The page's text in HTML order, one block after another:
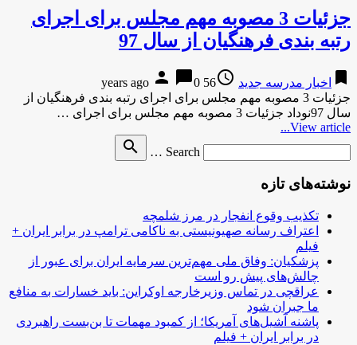
جزئیات 3 مصوبه مهم مجلس برای اجرای
رتبه بندی فرهنگیان از سال 97
bookmark اخبار مدرسه جدید access_time
56 years ago
person chat_bubble0
جزئیات 3 مصوبه مهم مجلس برای اجرای رتبه بندی فرهنگیان از
سال 97نوداد جزئیات 3 مصوبه مهم مجلس برای اجرای …
View article...
Search …
search
نوشته‌های تازه
تکذیب وقوع انفجار در مرز شلمچه
اعتراف رسانه صهیونیستی به ناکامی ترامپ در برابر ایران +
فیلم
پزشکیان: وفاق ملی مهم‌ترین سرمایه ایران برای عبور از
چالش‌های پیش رو است
عراقچی در تماس وزیرخارجه اوکراین: باید خسارات به منافع
ما جبران شود
پاشنه آشیل‌های آمریکا؛ از کمبود مهمات تا بن‌بست راهبردی
در برابر ایران + فیلم